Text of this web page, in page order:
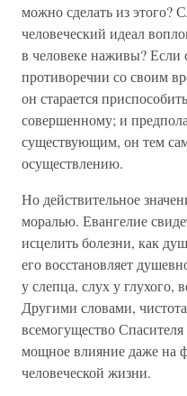
можно сделать из этого?
человеческий идеал
в человеке наживы? Если
противоречии со своим
он старается
совершенному; и
существующим, он тем
осуществлению.
Но действительное
моралью. Евангелие
исцелить болезни, как
его восстановляет
у слепца, слух у глухого,
Другими словами,
всемогущество
мощное влияние даже на
человеческой жизни.